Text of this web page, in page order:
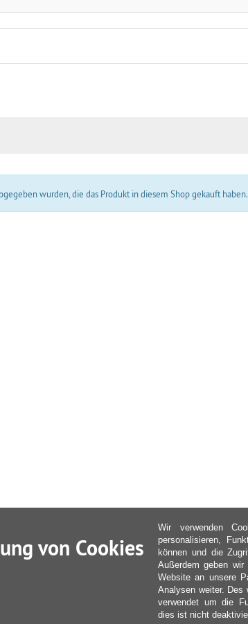
wurden, die das Produkt in diesem Shop gekauft haben.
von Cookies
Wir verwenden
personalisieren,
können und die
Außerdem geben
Website an unsere
Analysen weiter. Des
verwendet um die
dies ist nicht